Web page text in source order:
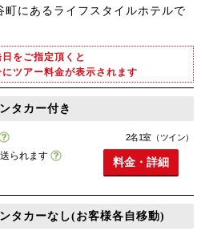
町にあるライフスタイルホテルで
をご指定頂くと
ツアー料金が表示されます
タカー付き
られます
2名1室（ツイン）
料金・詳細
タカーなし(お客様各自移動)